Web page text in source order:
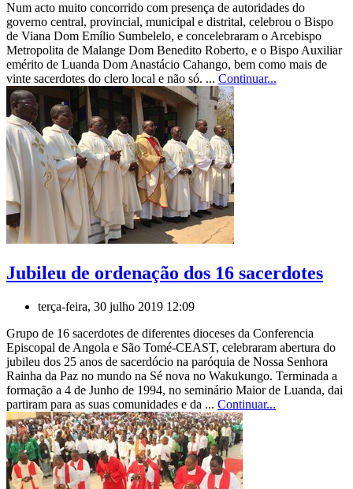
Num acto muito concorrido com presença de autoridades do
governo central, provincial, municipal e distrital, celebrou o Bispo
de Viana Dom Emílio Sumbelelo, e concelebraram o Arcebispo
Metropolita de Malange Dom Benedito Roberto, e o Bispo Auxiliar
emérito de Luanda Dom Anastácio Cahango, bem como mais de
vinte sacerdotes do clero local e não só. ... Continuar...
Jubileu de ordenação dos 16 sacerdotes
terça-feira, 30 julho 2019 12:09
Grupo de 16 sacerdotes de diferentes dioceses da Conferencia
Episcopal de Angola e São Tomé-CEAST, celebraram abertura do
jubileu dos 25 anos de sacerdócio na paróquia de Nossa Senhora
Rainha da Paz no mundo na Sé nova no Wakukungo. Terminada a
formação a 4 de Junho de 1994, no seminário Maior de Luanda, dai
partiram para as suas comunidades e da ... Continuar...